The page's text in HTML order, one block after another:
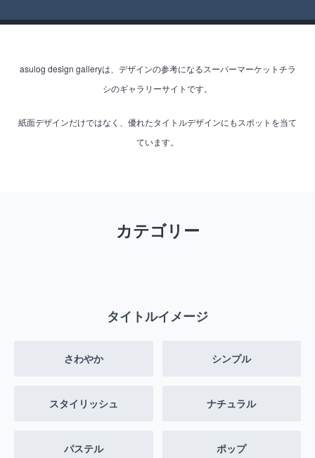
asulog design galleryは、デザインの参考になるスーパーマーケットチラ
シのギャラリーサイトです。
紙面デザインだけではなく、優れたタイトルデザインにもスポットを当て
ています。
カテゴリー
タイトルイメージ
さわやか シンプル
スタイリッシュ ナチュラル
パステル ポップ